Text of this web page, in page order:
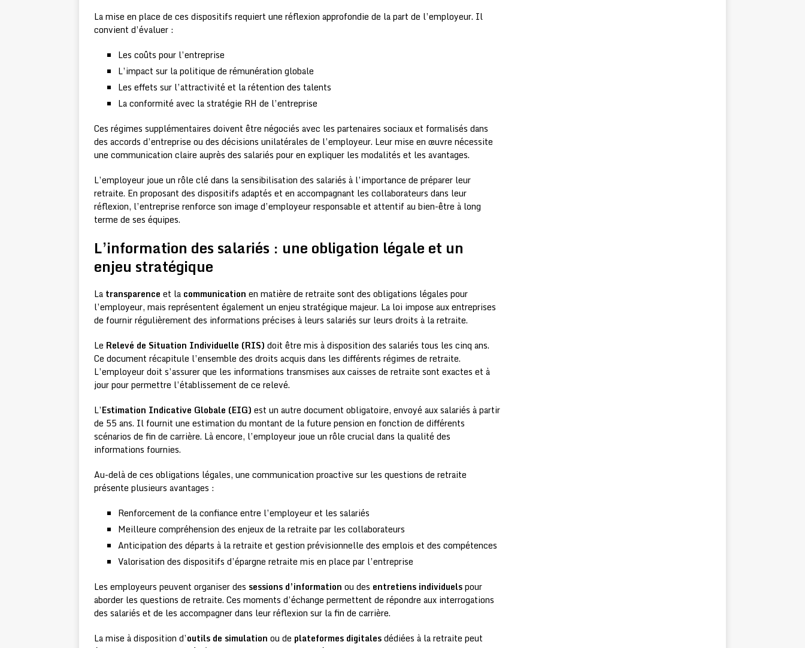
La mise en place de ces dispositifs requiert une réflexion approfondie de la part de l’employeur. Il
convient d’évaluer :
Les coûts pour l’entreprise
L’impact sur la politique de rémunération globale
Les effets sur l’attractivité et la rétention des talents
La conformité avec la stratégie RH de l’entreprise
Ces régimes supplémentaires doivent être négociés avec les partenaires sociaux et formalisés dans
des accords d’entreprise ou des décisions unilatérales de l’employeur. Leur mise en œuvre nécessite
une communication claire auprès des salariés pour en expliquer les modalités et les avantages.
L’employeur joue un rôle clé dans la sensibilisation des salariés à l’importance de préparer leur
retraite. En proposant des dispositifs adaptés et en accompagnant les collaborateurs dans leur
réflexion, l’entreprise renforce son image d’employeur responsable et attentif au bien-être à long
terme de ses équipes.
L’information des salariés : une obligation légale et un
enjeu stratégique
La transparence et la communication en matière de retraite sont des obligations légales pour
l’employeur, mais représentent également un enjeu stratégique majeur. La loi impose aux entreprises
de fournir régulièrement des informations précises à leurs salariés sur leurs droits à la retraite.
Le Relevé de Situation Individuelle (RIS) doit être mis à disposition des salariés tous les cinq ans.
Ce document récapitule l’ensemble des droits acquis dans les différents régimes de retraite.
L’employeur doit s’assurer que les informations transmises aux caisses de retraite sont exactes et à
jour pour permettre l’établissement de ce relevé.
L’Estimation Indicative Globale (EIG) est un autre document obligatoire, envoyé aux salariés à partir
de 55 ans. Il fournit une estimation du montant de la future pension en fonction de différents
scénarios de fin de carrière. Là encore, l’employeur joue un rôle crucial dans la qualité des
informations fournies.
Au-delà de ces obligations légales, une communication proactive sur les questions de retraite
présente plusieurs avantages :
Renforcement de la confiance entre l’employeur et les salariés
Meilleure compréhension des enjeux de la retraite par les collaborateurs
Anticipation des départs à la retraite et gestion prévisionnelle des emplois et des compétences
Valorisation des dispositifs d’épargne retraite mis en place par l’entreprise
Les employeurs peuvent organiser des sessions d’information ou des entretiens individuelspour
aborder les questions de retraite. Ces moments d’échange permettent de répondre aux interrogations
des salariés et de les accompagner dans leur réflexion sur la fin de carrière.
La mise à disposition d’outils de simulation ou de plateformes digitalesdédiées à la retraite peut